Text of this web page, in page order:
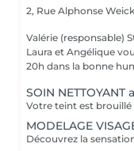
2, Rue Alphonse
Valérie (responsable)
Laura et Angélique
SOIN
MODELAGE